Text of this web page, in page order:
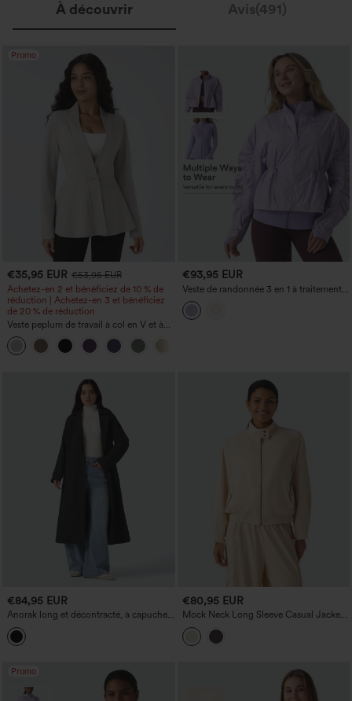
À découvrir Avis(491)
Promo
€35,95 EUR €53,95 EUR
Achetez-en 2 et bénéficiez de 10 % de
réduction | Achetez-en 3 et bénéficiez
de 20 % de réduction
Veste peplum de travail à col en V et à
simple boutonnage
€93,95 EUR
Veste de randonnée 3 en 1 à traitement
déperlant durable, col montant,
manches froncées, cordon de serrage,
ouvertures pour le pouce et poches
€84,95 EUR
Anorak long et décontracté, à capuche
amovible, col cranté, manches longues,
ceinturé, avec poches.
€80,95 EUR
Mock Neck Long Sleeve Casual Jacket
with Pockets
Promo